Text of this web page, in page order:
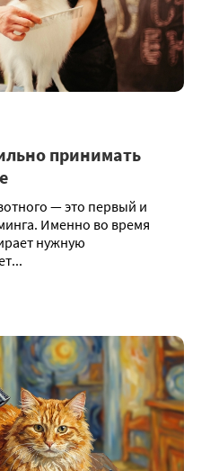
принимать
— это первый и
Именно во время
нужную